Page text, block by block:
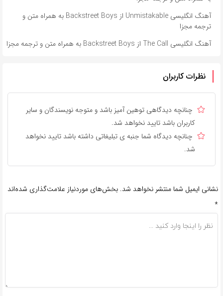
آهنگ انگلیسی Unmistakable از Backstreet Boys به همراه متن و
ترجمه مجزا
آهنگ انگلیسی The Call از Backstreet Boys به همراه متن و ترجمه مجزا
نظرات کاربران
چنانچه دیدگاهی توهین آمیز باشد و متوجه نویسندگان و سایر
کاربران باشد تایید نخواهد شد.
چنانچه دیدگاه شما جنبه ی تبلیغاتی داشته باشد تایید نخواهد
شد.
نشانی ایمیل شما منتشر نخواهد شد. بخش‌های موردنیاز علامت‌گذاری شده‌اند
*